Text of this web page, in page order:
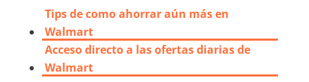
Tips de como ahorrar aún más en
Walmart
Acceso directo a las ofertas diarias de
Walmart